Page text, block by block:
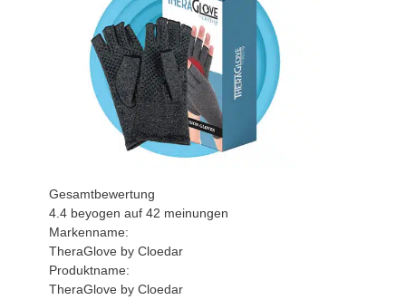
Gesamtbewertung
4.4 beyogen auf42 meinungen
Markenname:
TheraGlove by Cloedar
Produktname:
TheraGlove by Cloedar